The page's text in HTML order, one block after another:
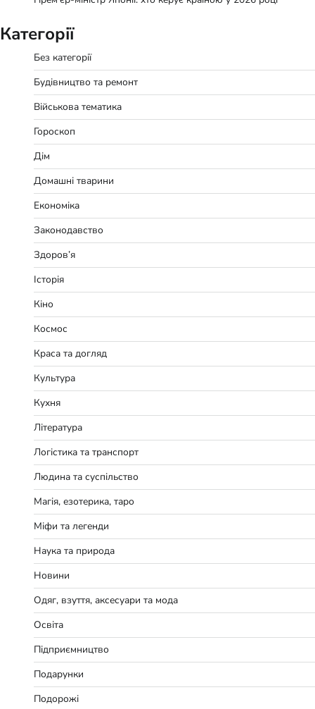
Категорії
Без категорії
Будівництво та ремонт
Військова тематика
Гороскоп
Дім
Домашні тварини
Економіка
Законодавство
Здоров’я
Історія
Кіно
Космос
Краса та догляд
Культура
Кухня
Література
Логістика та транспорт
Людина та суспільство
Магія, езотерика, таро
Міфи та легенди
Наука та природа
Новини
Одяг, взуття, аксесуари та мода
Освіта
Підприємництво
Подарунки
Подорожі